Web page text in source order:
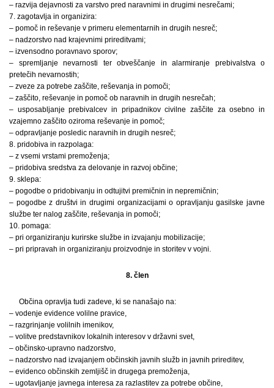
– razvija dejavnosti za varstvo pred naravnimi in drugimi nesrečami;
7. zagotavlja in organizira:
– pomoč in reševanje v primeru elementarnih in drugih nesreč;
– nadzorstvo nad krajevnimi prireditvami;
– izvensodno poravnavo sporov;
– spremljanje nevarnosti ter obveščanje in alarmiranje prebivalstva o
pretečih nevarnostih;
– zveze za potrebe zaščite, reševanja in pomoči;
– zaščito, reševanje in pomoč ob naravnih in drugih nesrečah;
– usposabljanje prebivalcev in pripadnikov civilne zaščite za osebno in
vzajemno zaščito oziroma reševanje in pomoč;
– odpravljanje posledic naravnih in drugih nesreč;
8. pridobiva in razpolaga:
– z vsemi vrstami premoženja;
– pridobiva sredstva za delovanje in razvoj občine;
9. sklepa:
– pogodbe o pridobivanju in odtujitvi premičnin in nepremičnin;
– pogodbe z društvi in drugimi organizacijami o opravljanju gasilske javne
službe ter nalog zaščite, reševanja in pomoči;
10. pomaga:
– pri organiziranju kurirske službe in izvajanju mobilizacije;
– pri pripravah in organiziranju proizvodnje in storitev v vojni.
8. člen
Občina opravlja tudi zadeve, ki se nanašajo na:
– vodenje evidence volilne pravice,
– razgrinjanje volilnih imenikov,
– volitve predstavnikov lokalnih interesov v državni svet,
– občinsko-upravno nadzorstvo,
– nadzorstvo nad izvajanjem občinskih javnih služb in javnih prireditev,
– evidenco občinskih zemljišč in drugega premoženja,
– ugotavljanje javnega interesa za razlastitev za potrebe občine,